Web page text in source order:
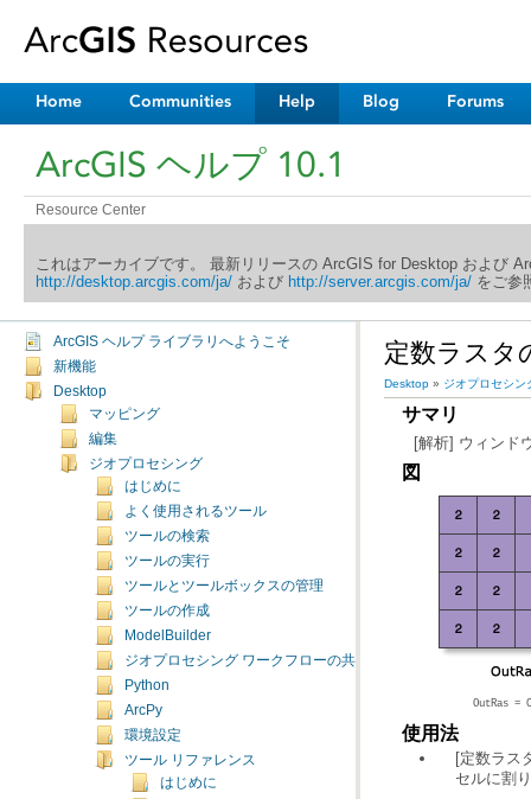
Home Communities Help Blog Forums
ArcGIS ヘルプ 10.1
Resource Center
これはアーカイブです。 最新リリースの ArcGIS for Desktop および
http://desktop.arcgis.com/ja/および http://server.arcgis.com/ja/をご参
ArcGIS ヘルプ ライブラリへようこそ
新機能
Desktop
マッピング
編集
ジオプロセシング
はじめに
よく使用されるツール
ツールの検索
ツールの実行
ツールとツールボックスの管理
ツールの作成
ModelBuilder
ジオプロセシング ワークフローの共有
Python
ArcPy
環境設定
ツール リファレンス
はじめに
定数ラスタ
Desktop » ジオプロセシン
サマリ
[解析] ウィンド
図
OutRas =
使用法
[定数ラス
セルに割